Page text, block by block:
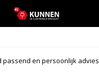
passend en persoonlijk advies